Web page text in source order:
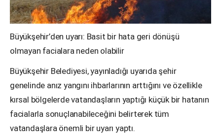
Büyükşehir’den uyarı: Basit bir hatageri dönüşü
olmayan facialara neden olabilir
Büyükşehir Belediyesi,yayınladığı uyarıda şehir
genelinde anız yangını ihbarlarının arttığını ve özellikle
kırsal bölgelerde vatandaşların yaptığı küçük bir hatanın
facialarla sonuçlanabileceğini belirterek tüm
vatandaşlara önemli bir uyarı yaptı.